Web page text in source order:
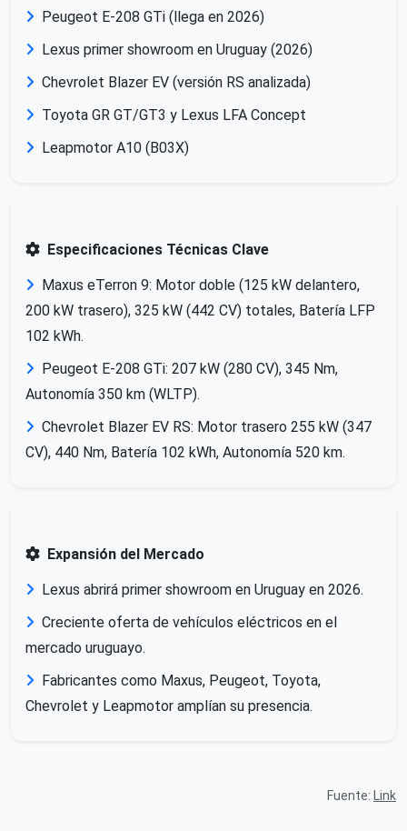
Peugeot E-208 GTi (llega en 2026)
Lexus primer showroom en Uruguay (2026)
Chevrolet Blazer EV (versión RS analizada)
Toyota GR GT/GT3 y Lexus LFA Concept
Leapmotor A10 (B03X)
Especificaciones Técnicas Clave
Maxus eTerron 9: Motor doble (125 kW delantero,
200 kW trasero), 325 kW (442 CV) totales, Batería LFP
102 kWh.
Peugeot E-208 GTi: 207 kW (280 CV), 345 Nm,
Autonomía 350 km (WLTP).
Chevrolet Blazer EV RS: Motor trasero 255 kW (347
CV), 440 Nm, Batería 102 kWh, Autonomía 520 km.
Expansión del Mercado
Lexus abrirá primer showroom en Uruguay en 2026.
Creciente oferta de vehículos eléctricos en el
mercado uruguayo.
Fabricantes como Maxus, Peugeot, Toyota,
Chevrolet y Leapmotor amplían su presencia.
Fuente: Link